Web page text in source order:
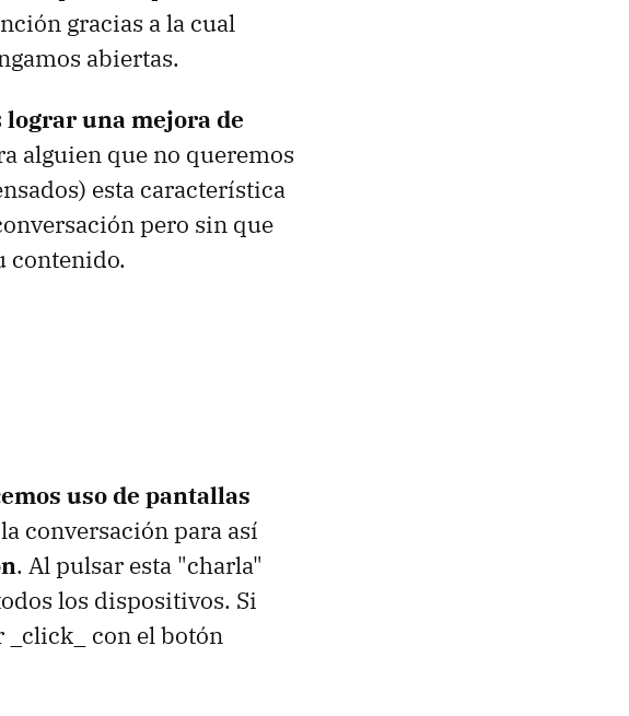
gracias a la cual
abiertas.
lograr una mejora de
alguien que no queremos
esta característica
pero sin que
contenido.
uso de pantallas
conversación para así
. Al pulsar esta "charla"
los dispositivos. Si
_click_ con el botón